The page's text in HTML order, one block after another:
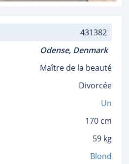
431382
Odense, Denmark
Maître de la beauté
Divorcée
Un
170 cm
59 kg
Blond